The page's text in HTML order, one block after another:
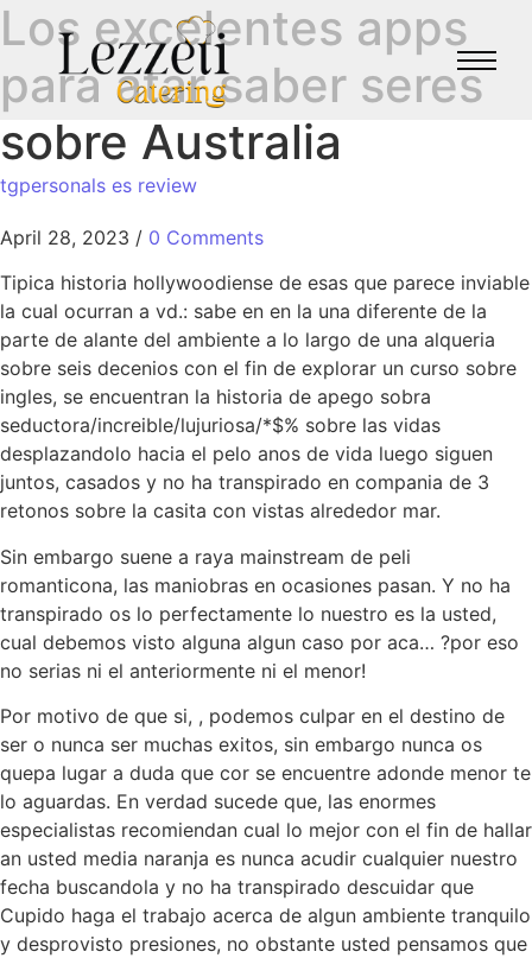
Los excelentes apps
para atar saber seres
sobre Australia
tgpersonals es review
April 28, 2023 / 0 Comments
Tipica historia hollywoodiense de esas que parece inviable
la cual ocurran a vd.: sabe en en la una diferente de la
parte de alante del ambiente a lo largo de una alqueria
sobre seis decenios con el fin de explorar un curso sobre
ingles, se encuentran la historia de apego sobra
seductora/increible/lujuriosa/*$% sobre las vidas
desplazandolo hacia el pelo anos de vida luego siguen
juntos, casados y no ha transpirado en compania de 3
retonos sobre la casita con vistas alrededor mar.
Sin embargo suene a raya mainstream de peli
romanticona, las maniobras en ocasiones pasan. Y no ha
transpirado os lo perfectamente lo nuestro es la usted,
cual debemos visto alguna algun caso por aca… ?por eso
no serias ni el anteriormente ni el menor!
Por motivo de que si, , podemos culpar en el destino de
ser o nunca ser muchas exitos, sin embargo nunca os
quepa lugar a duda que cor se encuentre adonde menor te
lo aguardas. En verdad sucede que, las enormes
especialistas recomiendan cual lo mejor con el fin de hallar
an usted media naranja es nunca acudir cualquier nuestro
fecha buscandola y no ha transpirado descuidar que
Cupido haga el trabajo acerca de algun ambiente tranquilo
y desprovisto presiones, no obstante usted pensamos que